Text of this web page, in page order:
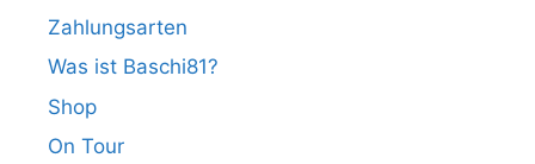
Zahlungsarten
Was ist Baschi81?
Shop
On Tour